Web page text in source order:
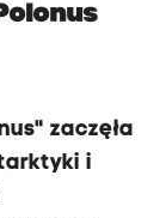
zaczęła
i